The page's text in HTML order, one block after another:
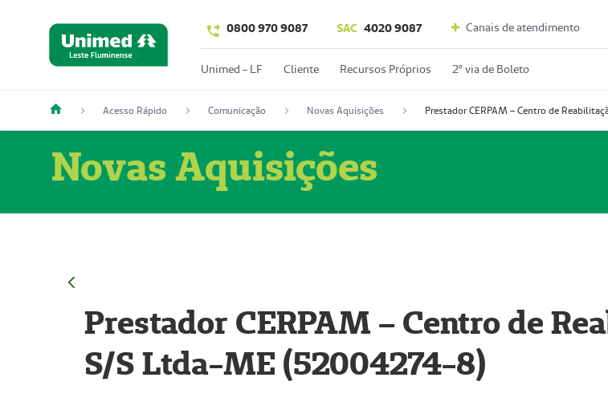
0800 970 9087 SAC 4020 9087 Canais de atendimento
Unimed - LF Cliente Recursos Próprios 2º via de Boleto
Acesso Rápido Comunicação Novas Aquisições
Novas Aquisições
Prestador CERPAM – Centro de
S/S Ltda-ME (52004274-8)